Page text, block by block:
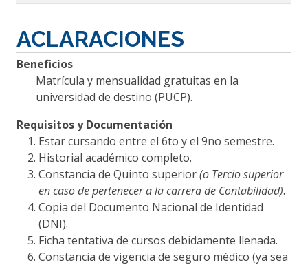
ACLARACIONES
Beneficios
Matrícula y mensualidad gratuitas en la
universidad de destino (PUCP).
Requisitos y Documentación
Estar cursando entre el 6to y el 9no semestre.
Historial académico completo.
Constancia de Quinto superior(o Tercio superior
en caso de pertenecer a la carrera de Contabilidad).
Copia del Documento Nacional de Identidad
(DNI).
Ficha tentativa de cursos debidamente llenada.
Constancia de vigencia de seguro médico (ya sea